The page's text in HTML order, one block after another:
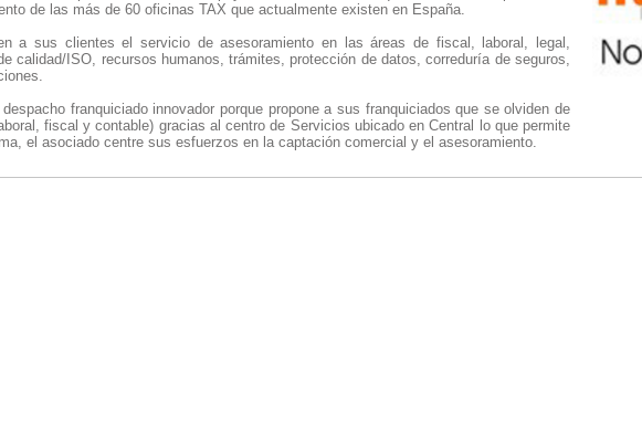
de las más de 60 oficinas TAX que actualmente existen en España.
a sus clientes el servicio de asesoramiento en las áreas de fiscal, laboral, legal,
calidad/ISO, recursos humanos, trámites, protección de datos, correduría de seguros,
franquiciado innovador porque propone a sus franquiciados que se olviden de
fiscal y contable) gracias al centro de Servicios ubicado en Central lo que permite
el asociado centre sus esfuerzos en la captación comercial y el asesoramiento.